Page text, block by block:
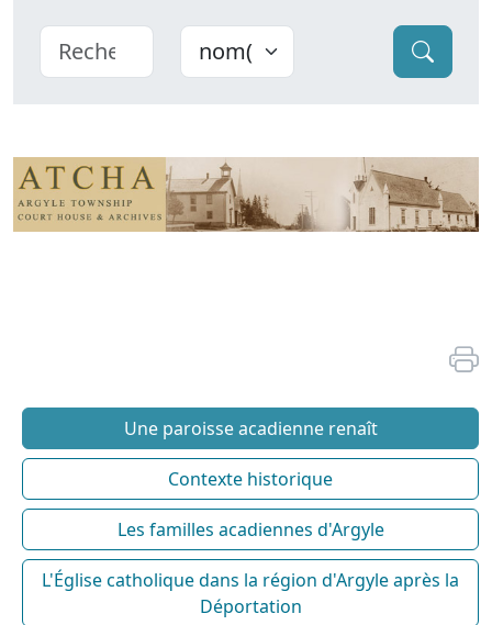
Une paroisse acadienne renaît
Contexte historique
Les familles acadiennes d'Argyle
L'Église catholique dans la région d'Argyle après la
Déportation